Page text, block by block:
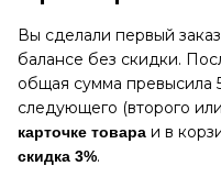
Вы сделали первый
балансе без скидки.
общая сумма превысила
следующего (второго
карточке товара и в
скидка 3%.